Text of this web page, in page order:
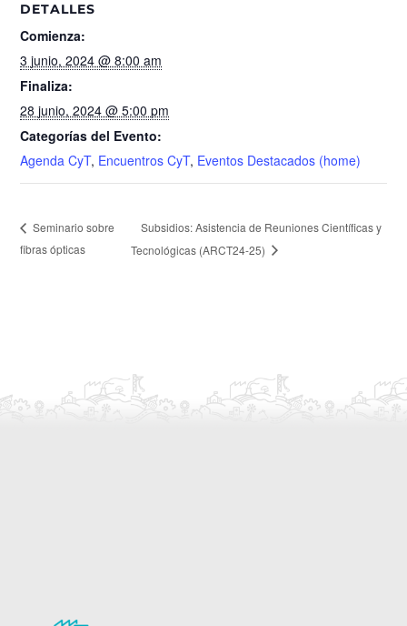
DETALLES
Comienza:
3 junio, 2024 @ 8:00 am
Finaliza:
28 junio, 2024 @ 5:00 pm
Categorías del Evento:
Agenda CyT, Encuentros CyT, Eventos Destacados (home)
Seminario sobre
fibras ópticas
Subsidios: Asistencia de Reuniones Científicas y
Tecnológicas (ARCT24-25)